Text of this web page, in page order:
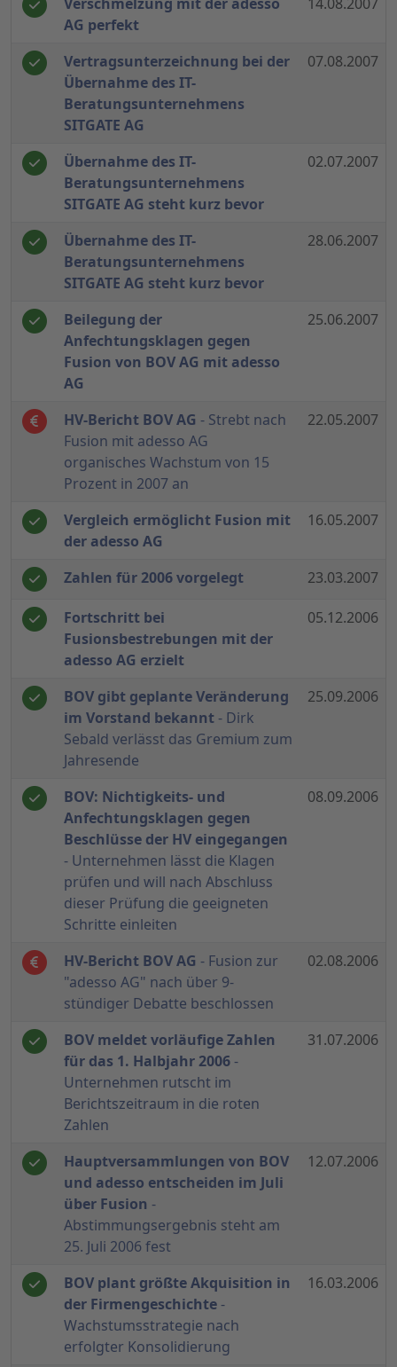
AG perfekt
Vertragsunterzeichnung bei der
Übernahme des IT-
Beratungsunternehmens
SITGATE AG
07.08.2007
Übernahme des IT-
Beratungsunternehmens
SITGATE AG steht kurz bevor
02.07.2007
Übernahme des IT-
Beratungsunternehmens
SITGATE AG steht kurz bevor
28.06.2007
Beilegung der
Anfechtungsklagen gegen
Fusion von BOV AG mit adesso
AG
25.06.2007
HV-Bericht BOV AG - Strebt nach
Fusion mit adesso AG
organisches Wachstum von 15
Prozent in 2007 an
22.05.2007
Vergleich ermöglicht Fusion mit
der adesso AG
16.05.2007
Zahlen für 2006 vorgelegt 23.03.2007
Fortschritt bei
Fusionsbestrebungen mit der
adesso AG erzielt
05.12.2006
BOV gibt geplante Veränderung
im Vorstand bekannt - Dirk
Sebald verlässt das Gremium zum
Jahresende
25.09.2006
BOV: Nichtigkeits- und
Anfechtungsklagen gegen
Beschlüsse der HV eingegangen
- Unternehmen lässt die Klagen
prüfen und will nach Abschluss
dieser Prüfung die geeigneten
Schritte einleiten
08.09.2006
HV-Bericht BOV AG - Fusion zur
"adesso AG" nach über 9-
stündiger Debatte beschlossen
02.08.2006
BOV meldet vorläufige Zahlen
für das 1. Halbjahr 2006-
Unternehmen rutscht im
Berichtszeitraum in die roten
Zahlen
31.07.2006
Hauptversammlungen von BOV
und adesso entscheiden im Juli
über Fusion -
Abstimmungsergebnis steht am
25. Juli 2006 fest
12.07.2006
BOV plant größte Akquisition in
der Firmengeschichte-
Wachstumsstrategie nach
erfolgter Konsolidierung
16.03.2006